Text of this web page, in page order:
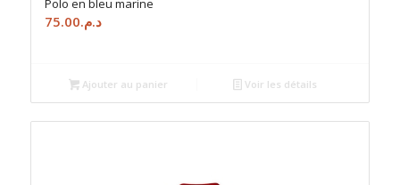
Polo en bleu marine
د.م.75.00
Ajouter au panier Voir les détails